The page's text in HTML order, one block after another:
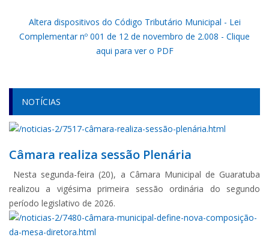
Altera dispositivos do Código Tributário Municipal - Lei
Complementar nº 001 de 12 de novembro de 2.008 - Clique
aqui para ver o PDF
NOTÍCIAS
Câmara realiza sessão Plenária
Nesta segunda-feira (20), a Câmara Municipal de Guaratuba
realizou a vigésima primeira sessão ordinária do segundo
período legislativo de 2026.